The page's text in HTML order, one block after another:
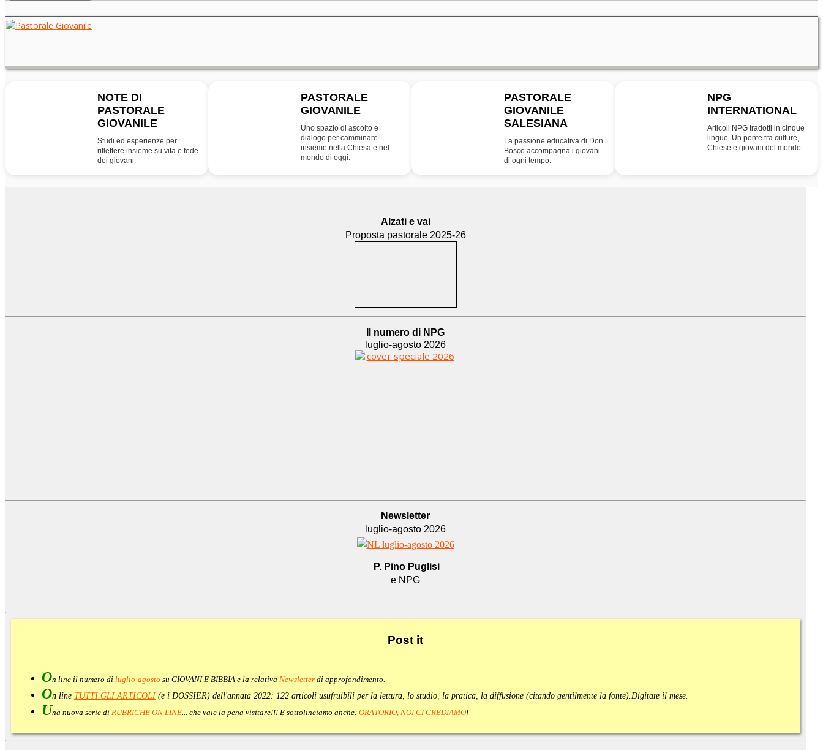
NOTE DI
PASTORALE
GIOVANILE
Studi ed esperienze per
riflettere insieme su vita e fede
dei giovani.
PASTORALE
GIOVANILE
Uno spazio di ascolto e
dialogo per camminare
insieme nella Chiesa e nel
mondo di oggi.
PASTORALE
GIOVANILE
SALESIANA
La passione educativa di Don
Bosco accompagna i giovani
di ogni tempo.
NPG
INTERNATIONAL
Articoli NPG tradotti in cinque
lingue. Un ponte tra culture,
Chiese e giovani del mondo
Alzati e vai
Proposta pastorale 2025-26
Il numero di NPG
luglio-agosto 2026
Newsletter
luglio-agosto 2026
P. Pino Puglisi
e NPG
Post it
On line il numero di luglio-agosto su GIOVANI E BIBBIA e la relativa Newsletter di approfondimento
On line TUTTI GLI ARTICOLI (e i DOSSIER) dell'annata 2022: 122 articoli usufruibili per la lettura, lo studio, la pratica, la diffusione (citando gentilmente la fonte). Digitare il mese.
Una nuova serie di RUBRICHE ON LINE ... che vale la pena visitare!!! E sottolineiamo anche: ORATORIO, NOI CI CREDIAMO!